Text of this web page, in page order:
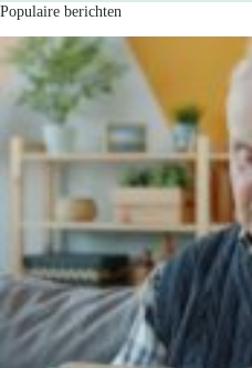
Populaire berichten